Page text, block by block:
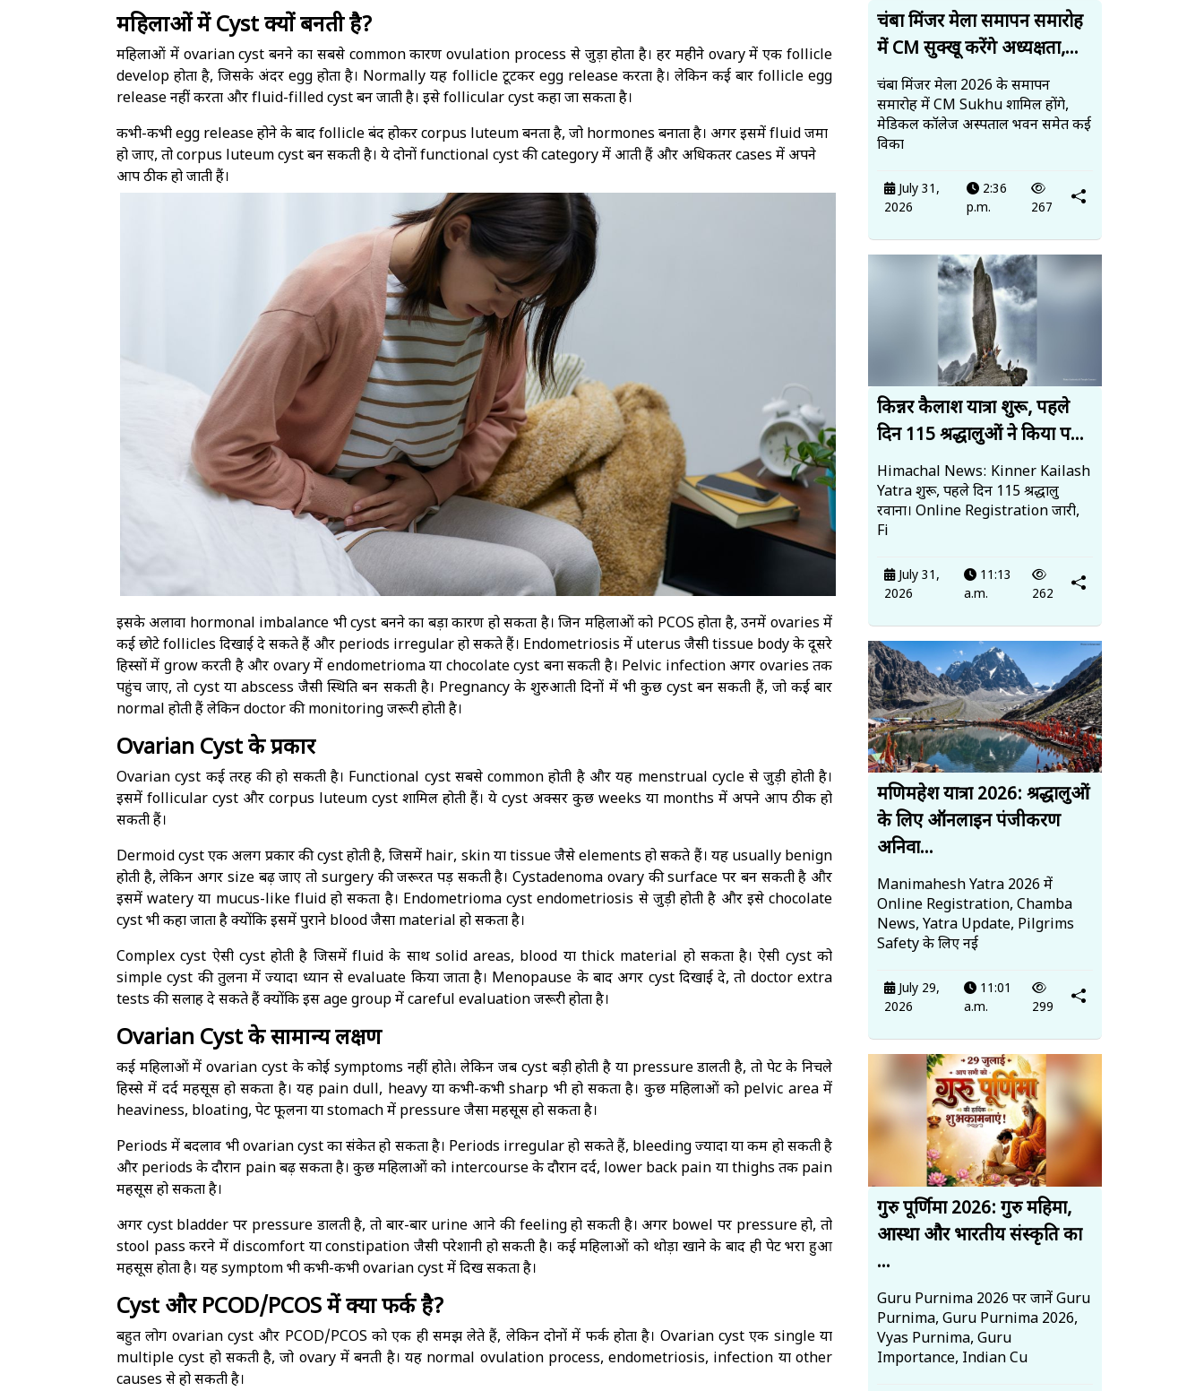
महिलाओं में Cyst क्यों बनती है?
महिलाओं में ovarian cyst बनने का सबसे common कारण ovulation process से जुड़ा होता है। हर महीने ovary में एक follicle
develop होता है, जिसके अंदर egg होता है। Normally यह follicle टूटकर egg release करता है। लेकिन कई बार follicle egg
release नहीं करता और fluid-filled cyst बन जाती है। इसे follicular cyst कहा जा सकता है।
कभी-कभी egg release होने के बाद follicle बंद होकर corpus luteum बनता है, जो hormones बनाता है। अगर इसमें fluid जमा
हो जाए, तो corpus luteum cyst बन सकती है। ये दोनों functional cyst की category में आती हैं और अधिकतर cases में अपने
आप ठीक हो जाती हैं।
इसके अलावा hormonal imbalance भी cyst बनने का बड़ा कारण हो सकता है। जिन महिलाओं को PCOS होता है, उनमें ovaries में
कई छोटे follicles दिखाई दे सकते हैं और periods irregular हो सकते हैं। Endometriosis में uterus जैसी tissue body के दूसरे
हिस्सों में grow करती है और ovary में endometrioma या chocolate cyst बना सकती है। Pelvic infection अगर ovaries तक
पहुंच जाए, तो cyst या abscess जैसी स्थिति बन सकती है। Pregnancy के शुरुआती दिनों में भी कुछ cyst बन सकती हैं, जो कई बार
normal होती हैं लेकिन doctor की monitoring जरूरी होती है।
Ovarian Cyst के प्रकार
Ovarian cyst कई तरह की हो सकती है। Functional cyst सबसे common होती है और यह menstrual cycle से जुड़ी होती है।
इसमें follicular cyst और corpus luteum cyst शामिल होती हैं। ये cyst अक्सर कुछ weeks या months में अपने आप ठीक हो
सकती हैं।
Dermoid cyst एक अलग प्रकार की cyst होती है, जिसमें hair, skin या tissue जैसे elements हो सकते हैं। यह usually benign
होती है, लेकिन अगर size बढ़ जाए तो surgery की जरूरत पड़ सकती है। Cystadenoma ovary की surface पर बन सकती है और
इसमें watery या mucus-like fluid हो सकता है। Endometrioma cyst endometriosis से जुड़ी होती है और इसे chocolate
cyst भी कहा जाता है क्योंकि इसमें पुराने blood जैसा material हो सकता है।
Complex cyst ऐसी cyst होती है जिसमें fluid के साथ solid areas, blood या thick material हो सकता है। ऐसी cyst को
simple cyst की तुलना में ज्यादा ध्यान से evaluate किया जाता है। Menopause के बाद अगर cyst दिखाई दे, तो doctor extra
tests की सलाह दे सकते हैं क्योंकि इस age group में careful evaluation जरूरी होता है।
Ovarian Cyst के सामान्य लक्षण
कई महिलाओं में ovarian cyst के कोई symptoms नहीं होते। लेकिन जब cyst बड़ी होती है या pressure डालती है, तो पेट के निचले
हिस्से में दर्द महसूस हो सकता है। यह pain dull, heavy या कभी-कभी sharp भी हो सकता है। कुछ महिलाओं को pelvic area में
heaviness, bloating, पेट फूलना या stomach में pressure जैसा महसूस हो सकता है।
Periods में बदलाव भी ovarian cyst का संकेत हो सकता है। Periods irregular हो सकते हैं, bleeding ज्यादा या कम हो सकती है
और periods के दौरान pain बढ़ सकता है। कुछ महिलाओं को intercourse के दौरान दर्द, lower back pain या thighs तक pain
महसूस हो सकता है।
अगर cyst bladder पर pressure डालती है, तो बार-बार urine आने की feeling हो सकती है। अगर bowel पर pressure हो, तो
stool pass करने में discomfort या constipation जैसी परेशानी हो सकती है। कई महिलाओं को थोड़ा खाने के बाद ही पेट भरा हुआ
महसूस होता है। यह symptom भी कभी-कभी ovarian cyst में दिख सकता है।
Cyst और PCOD/PCOS में क्या फर्क है?
बहुत लोग ovarian cyst और PCOD/PCOS को एक ही समझ लेते हैं, लेकिन दोनों में फर्क होता है। Ovarian cyst एक single या
multiple cyst हो सकती है, जो ovary में बनती है। यह normal ovulation process, endometriosis, infection या other
causes से हो सकती है।
चंबा मिंजर मेला समापन समारोह
में CM सुक्खू करेंगे अध्यक्षता,...
चंबा मिंजर मेला 2026 के समापन
समारोह में CM Sukhu शामिल होंगे,
मेडिकल कॉलेज अस्पताल भवन समेत कई
विका
July 31,
2026
2:36
p.m.
267
किन्नर कैलाश यात्रा शुरू, पहले
दिन 115 श्रद्धालुओं ने किया प...
Himachal News: Kinner Kailash
Yatra शुरू, पहले दिन 115 श्रद्धालु
रवाना। Online Registration जारी,
Fi
July 31,
2026
11:13
a.m.
262
मणिमहेश यात्रा 2026: श्रद्धालुओं
के लिए ऑनलाइन पंजीकरण
अनिवा...
Manimahesh Yatra 2026 में
Online Registration, Chamba
News, Yatra Update, Pilgrims
Safety के लिए नई
July 29,
2026
11:01
a.m.
299
गुरु पूर्णिमा 2026: गुरु महिमा,
आस्था और भारतीय संस्कृति का
...
Guru Purnima 2026 पर जानें Guru
Purnima, Guru Purnima 2026,
Vyas Purnima, Guru
Importance, Indian Cu